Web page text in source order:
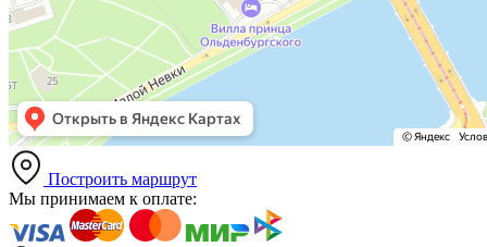
Построить маршрут
Мы принимаем к оплате: